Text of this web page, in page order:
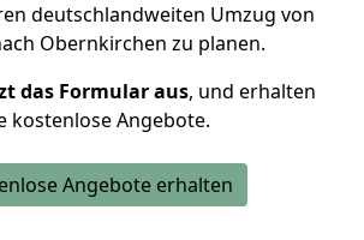
deutschlandweiten Umzug von
Obernkirchen zu planen.
das Formular aus, und erhalten
kostenlose Angebote.
Angebote erhalten